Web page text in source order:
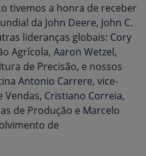
tivemos a honra de receber
da John Deere, John C.
lideranças globais: Cory
Agrícola, Aaron Wetzel,
de Precisão, e nossos
Antonio Carrere, vice-
Vendas, Cristiano Correia,
de Produção e Marcelo
de